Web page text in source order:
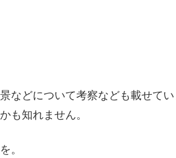
などについて考察なども載せて
も知れません。
。